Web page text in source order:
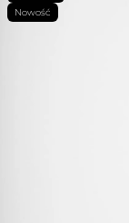
Nowość